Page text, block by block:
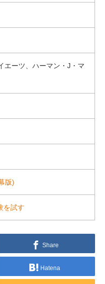
エーツ、ハーマン・J・マ
版)
を試す
Share
Hatena